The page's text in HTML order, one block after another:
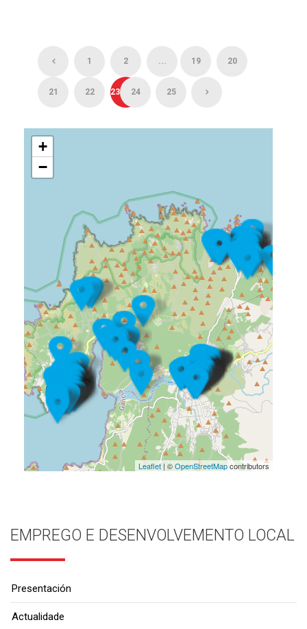
1 2 ... 19 20
21 22 23 24 25
+
−
Leaflet| ©OpenStreetMapcontributors
EMPREGO E DESENVOLVEMENTO LOCAL
Presentación
Actualidade